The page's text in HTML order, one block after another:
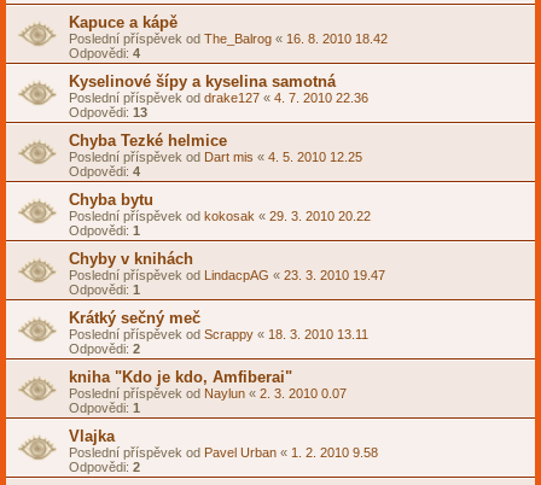
Kapuce a kápě
Poslední příspěvek od The_Balrog « 16. 8. 2010 18.42
Odpovědi: 4
Kyselinové šípy a kyselina samotná
Poslední příspěvek od drake127 « 4. 7. 2010 22.36
Odpovědi: 13
Chyba Tezké helmice
Poslední příspěvek od Dart mis « 4. 5. 2010 12.25
Odpovědi: 4
Chyba bytu
Poslední příspěvek od kokosak « 29. 3. 2010 20.22
Odpovědi: 1
Chyby v knihách
Poslední příspěvek od LindacpAG « 23. 3. 2010 19.47
Odpovědi: 1
Krátký sečný meč
Poslední příspěvek od Scrappy « 18. 3. 2010 13.11
Odpovědi: 2
kniha "Kdo je kdo, Amfiberai"
Poslední příspěvek od Naylun « 2. 3. 2010 0.07
Odpovědi: 1
Vlajka
Poslední příspěvek od Pavel Urban « 1. 2. 2010 9.58
Odpovědi: 2